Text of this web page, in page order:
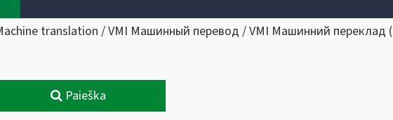
translation / VMI Машинный перевод / VMI Машинний переклад (
Paieška